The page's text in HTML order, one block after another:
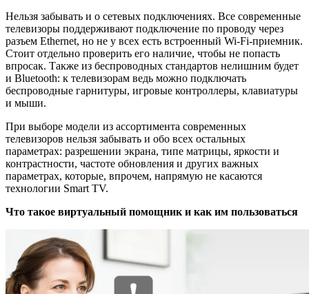
Нельзя забывать и о сетевых подключениях. Все современные
телевизоры поддерживают подключение по проводу через
разъем Ethernet, но не у всех есть встроенный Wi-Fi-приемник.
Стоит отдельно проверить его наличие, чтобы не попасть
впросак. Также из беспроводных стандартов нелишним будет
и Bluetooth: к телевизорам ведь можно подключать
беспроводные гарнитуры, игровые контроллеры, клавиатуры
и мыши.
При выборе модели из ассортимента современных
телевизоров нельзя забывать и обо всех остальных
параметрах: разрешении экрана, типе матрицы, яркости и
контрастности, частоте обновления и других важных
параметрах, которые, впрочем, напрямую не касаются
технологии Smart TV.
Что такое виртуальный помощник и как им пользоваться